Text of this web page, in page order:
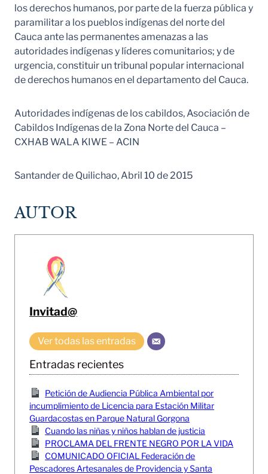
los derechos humanos, por parte de la fuerza pública y
paramilitar a los pueblos indígenas del norte del
Cauca ante las permanentes amenazas a las
autoridades indígenas y líderes comunitarios; y de
urgencia, constituir un tribunal popular internacional
de derechos humanos en el departamento del Cauca.
Autoridades indígenas de los cabildos, Asociación de
Cabildos Indígenas de la Zona Norte del Cauca –
CXHAB WALA KIWE – ACIN
Santander de Quilichao, Abril 10 de 2015
AUTOR
Invitad@
Ver todas las entradas
Entradas recientes
Petición de Audiencia Pública Ambiental por
incumplimiento de Licencia para Estación Militar
Guardacostas en Parque Natural Gorgona
Cuando las niñas y niños hablan de justicia
PROCLAMA DEL FRENTE NEGRO POR LA VIDA
COMUNICADO OFICIAL Federación de
Pescadores Artesanales de Providencia y Santa